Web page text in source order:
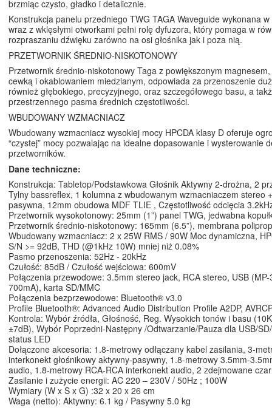
brzmiąc czysto, gładko i detalicznie.
Konstrukcja panelu przedniego TWG TAGA Waveguide wykonana w
wraz z wklęsłymi otworkami pełni rolę dyfuzora, który pomaga w
rozpraszaniu dźwięku zarówno na osi głośnika jak i poza nią.
PRZETWORNIK ŚREDNIO-NISKOTONOWY
Przetwornik średnio-niskotonowy Taga z powiększonym magnesem,
cewką i okablowaniem miedzianym, odpowiada za przenoszenie
również głębokiego, precyzyjnego, oraz szczegółowego basu, a
przestrzennego pasma średnich częstotliwości.
WBUDOWANY WZMACNIACZ
Wbudowany wzmacniacz wysokiej mocy HPCDA klasy D oferuje
“czystej” mocy pozwalając na idealne dopasowanie i wysterowanie
przetworników.
Dane techniczne:
Konstrukcja: Tabletop/Podstawkowa Głośnik Aktywny 2-drożna, 2
Tylny bassreflex, 1 kolumna z wbudowanym wzmacniaczem stereo
pasywna, 12mm obudowa MDF TLIE , Częstotliwość odcięcia
Przetwornik wysokotonowy: 25mm (1”) panel TWG, jedwabna
Przetwornik średnio-niskotonowy: 165mm (6.5”), membrana
Wbudowany wzmacniacz: 2 x 25W RMS / 90W Moc dynamiczna,
S/N >= 92dB, THD (@1kHz 10W) mniej niż 0.08%
Pasmo przenoszenia: 52Hz - 20kHz
Czułość: 85dB / Czułość wejściowa: 600mV
Połączenia przewodowe: 3.5mm stereo jack, RCA stereo, USB
700mA), karta SD/MMC
Połączenia bezprzewodowe: Bluetooth® v3.0
Profile Bluetooth®: Advanced Audio Distribution Profile A2DP,
Kontrola: Wybór źródła, Głośność, Reg. Wysokich tonów i basu
±7dB), Wybór Poprzedni-Następny /Odtwarzanie/Pauza dla USB/
status LED
Dołączone akcesoria: 1.8-metrowy odłączany kabel zasilania, 3-
interkonekt głośnikowy aktywny-pasywny, 1.8-metrowy 3.5mm-
audio, 1.8-metrowy RCA-RCA interkonekt audio, 2 zdejmowane
Zasilanie i zużycie energii: AC 220 – 230V / 50Hz ; 100W
Wymiary (W x S x G) :32 x 20 x 26 cm
Waga (netto): Aktywny: 6.1 kg / Pasywny 5.0 kg